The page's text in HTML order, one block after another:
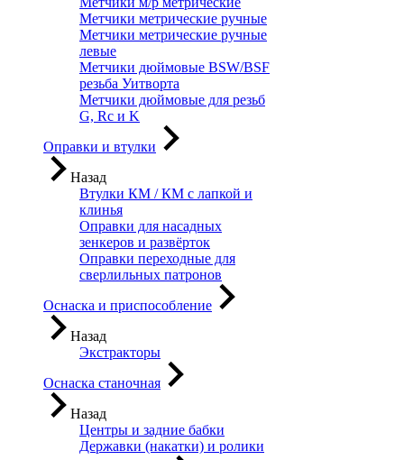
Метчики метрические ручные
Метчики метрические ручные
левые
Метчики дюймовые BSW/BSF
резьба Уитворта
Метчики дюймовые для резьб
G, Rc и K
Оправки и втулки
Назад
Втулки КМ / КМ с лапкой и
клинья
Оправки для насадных
зенкеров и развёрток
Оправки переходные для
сверлильных патронов
Оснаска и приспособление
Назад
Экстракторы
Оснаска станочная
Назад
Центры и задние бабки
Державки (накатки) и ролики